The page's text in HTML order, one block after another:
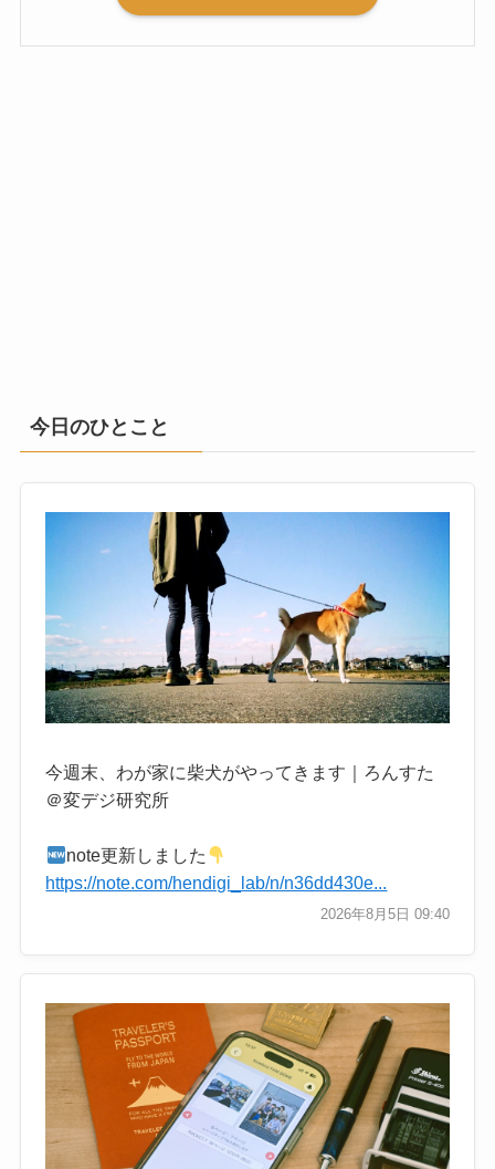
今日のひとこと
今週末、わが家に柴犬がやってきます｜ろんすた
＠変デジ研究所
note更新しました
https://note.com/hendigi_lab/n/n36dd430e...
2026年8月5日 09:40